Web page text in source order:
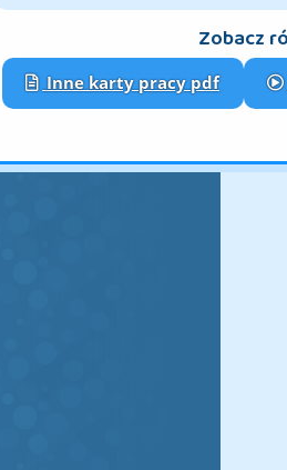
szkoły podstawowej. Stanowi
edukacyjny zapisany w formacie PDF.
prezentację litery oraz liniaturę, w której
spółgłoskę „Dz” w połączeniu z
Wykonywanie zadań z arkusza
Zobacz
Inne karty pracy pdf